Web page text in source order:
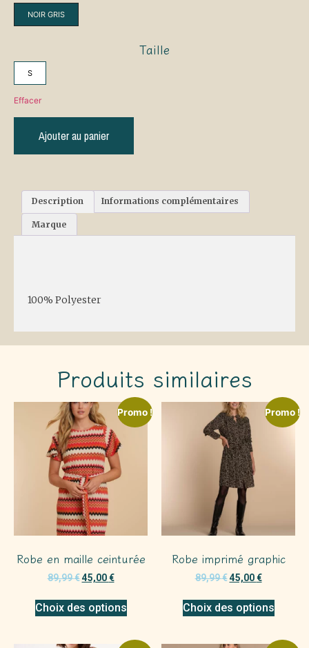
NOIR GRIS
Taille
S
Effacer
Ajouter au panier
Description Informations complémentaires
Marque
100% Polyester
Produits similaires
Promo !
Robe en maille ceinturée
89,99€ 45,00€
Choix des options
Promo !
Robe imprimé graphic
89,99€ 45,00€
Choix des options